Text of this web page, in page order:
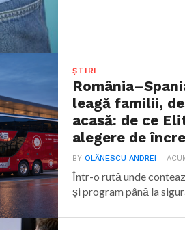
ȘTIRI
leagă familii,
acasă: de ce
alegere de
BYOLĂNESCU ANDREI
Într-o rută unde
și program până la